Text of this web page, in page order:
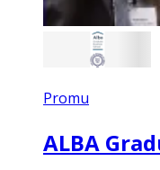
Promu
ALBA